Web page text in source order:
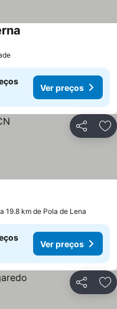
Ver preços
Partilhar
19.8 km de Pola de Lena
Ver preços
Partilhar